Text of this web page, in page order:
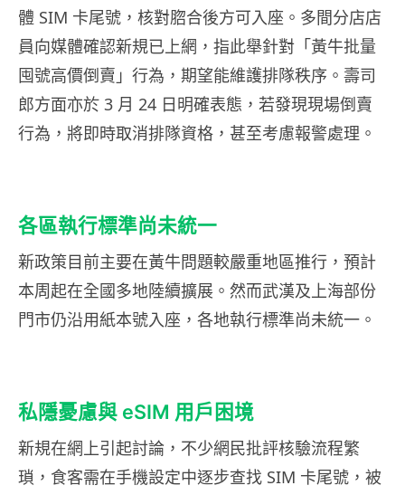
體 SIM 卡尾號，核對脗合後方可入座。多間分店店
員向媒體確認新規已上網，指此舉針對「黃牛批量
囤號高價倒賣」行為，期望能維護排隊秩序。壽司
郎方面亦於 3 月 24 日明確表態，若發現現場倒賣
行為，將即時取消排隊資格，甚至考慮報警處理。
各區執行標準尚未統一
新政策目前主要在黃牛問題較嚴重地區推行，預計
本周起在全國多地陸續擴展。然而武漢及上海部份
門市仍沿用紙本號入座，各地執行標準尚未統一。
私隱憂慮與 eSIM 用戶困境
新規在網上引起討論，不少網民批評核驗流程繁
瑣，食客需在手機設定中逐步查找 SIM 卡尾號，被